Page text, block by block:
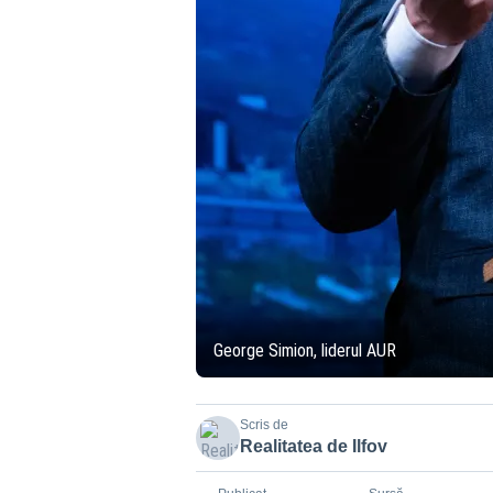
George Simion, liderul AUR
Scris de
Realitatea de Ilfov